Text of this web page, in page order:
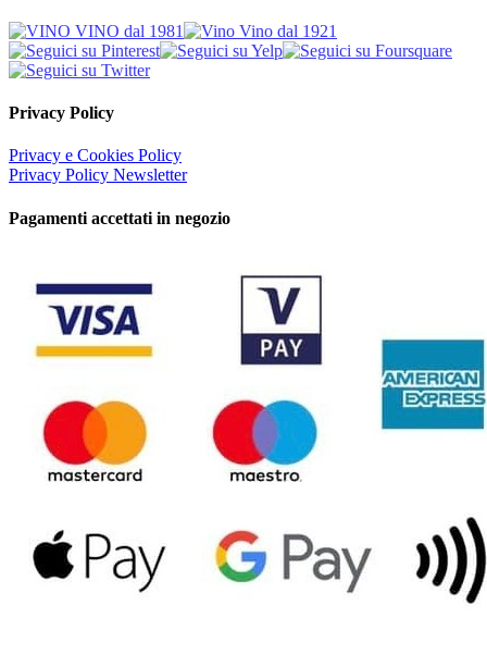
Privacy Policy
Privacy e Cookies Policy
Privacy Policy Newsletter
Pagamenti accettati in negozio